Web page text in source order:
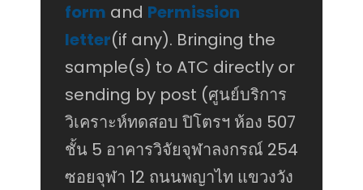
form and Permission
letter(if any). Bringing the
sample(s) to ATC directly or
sending by post (ศูนย์บริการ
วิเคราะห์ทดสอบ ปิโตรฯ ห้อง 507
ชั้น 5 อาคารวิจัยจุฬาลงกรณ์ 254
ซอยจุฬา 12 ถนนพญาไท แขวงวัง